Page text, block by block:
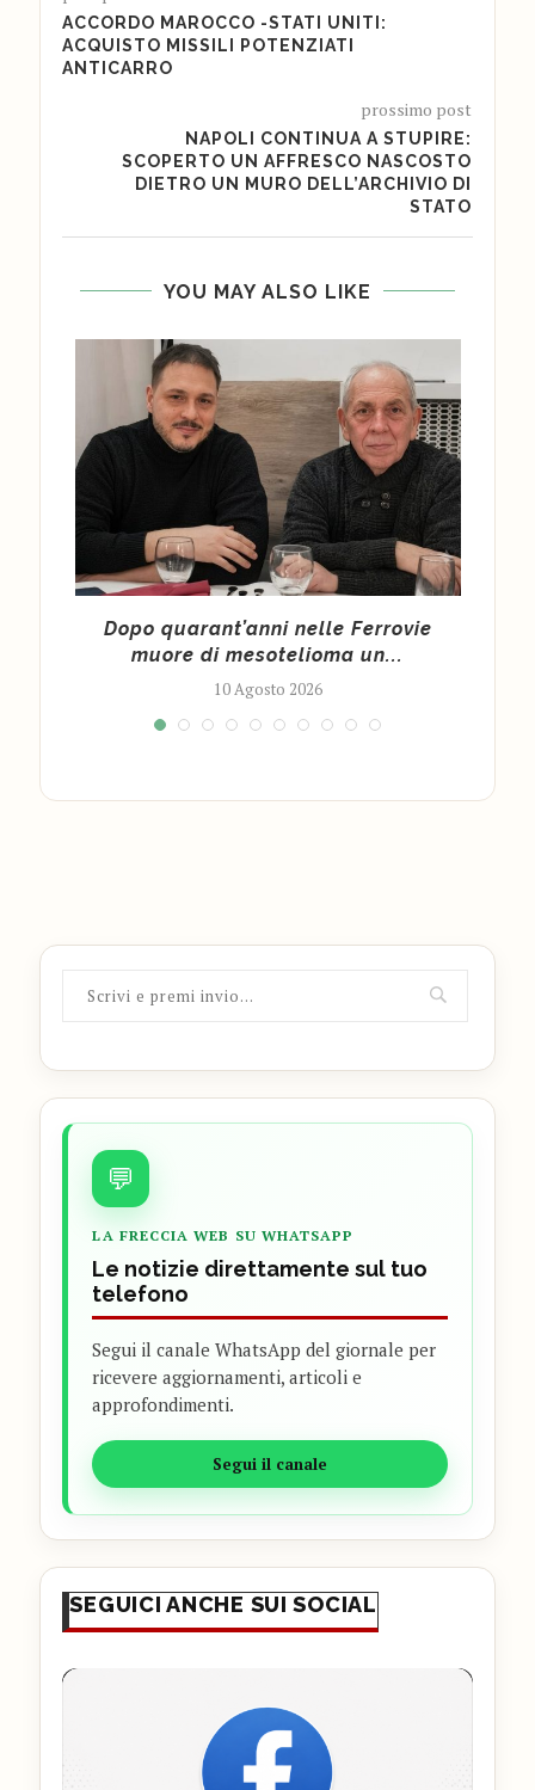
ACCORDO MAROCCO -STATI UNITI:
ACQUISTO MISSILI POTENZIATI
ANTICARRO
prossimo post
NAPOLI CONTINUA A STUPIRE:
SCOPERTO UN AFFRESCO NASCOSTO
DIETRO UN MURO DELL’ARCHIVIO DI
STATO
YOU MAY ALSO LIKE
Dopo quarant’anni nelle Ferrovie
muore di mesotelioma un...
10 Agosto 2026
💬
LA FRECCIA WEB SU WHATSAPP
Le notizie direttamente sul tuo
telefono
Segui il canale WhatsApp del giornale per
ricevere aggiornamenti, articoli e
approfondimenti.
Segui il canale
SEGUICI ANCHE SUI SOCIAL